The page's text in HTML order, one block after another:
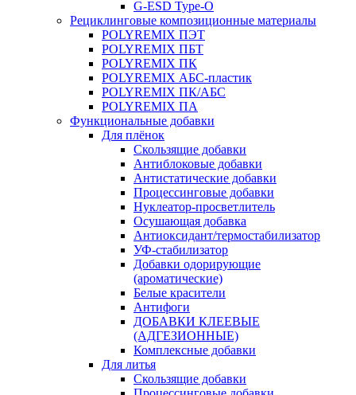
G-ESD Type-O
Рециклинговые композиционные материалы
POLYREMIX ПЭТ
POLYREMIX ПБТ
POLYREMIX ПК
POLYREMIX АБС-пластик
POLYREMIX ПК/АБС
POLYREMIX ПА
Функциональные добавки
Для плёнок
Скользящие добавки
Антиблоковые добавки
Антистатические добавки
Процессинговые добавки
Нуклеатор-просветлитель
Осушающая добавка
Антиоксидант/термостабилизатор
УФ-стабилизатор
Добавки одорирующие
(ароматические)
Белые красители
Антифоги
ДОБАВКИ КЛЕЕВЫЕ
(АДГЕЗИОННЫЕ)
Комплексные добавки
Для литья
Скользящие добавки